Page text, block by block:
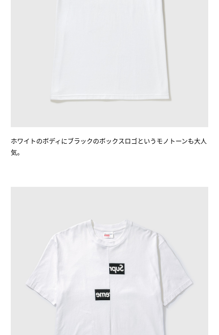
ホワイトのボディにブラックのボックスロゴというモノトーンも大人
気。